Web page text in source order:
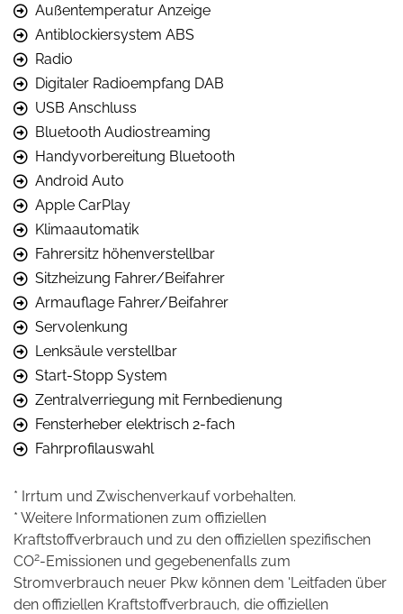
Außentemperatur Anzeige
Antiblockiersystem ABS
Radio
Digitaler Radioempfang DAB
USB Anschluss
Bluetooth Audiostreaming
Handyvorbereitung Bluetooth
Android Auto
Apple CarPlay
Klimaautomatik
Fahrersitz höhenverstellbar
Sitzheizung Fahrer/Beifahrer
Armauflage Fahrer/Beifahrer
Servolenkung
Lenksäule verstellbar
Start-Stopp System
Zentralverriegung mit Fernbedienung
Fensterheber elektrisch 2-fach
Fahrprofilauswahl
* Irrtum und Zwischenverkauf vorbehalten.
* Weitere Informationen zum offiziellen
Kraftstoffverbrauch und zu den offiziellen spezifischen
CO2-Emissionen und gegebenenfalls zum
Stromverbrauch neuer Pkw können dem 'Leitfaden über
den offiziellen Kraftstoffverbrauch, die offiziellen